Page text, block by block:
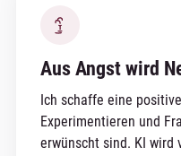
Aus Angst wird
Ich schaffe eine
Experimentieren und
erwünscht sind. KI wird